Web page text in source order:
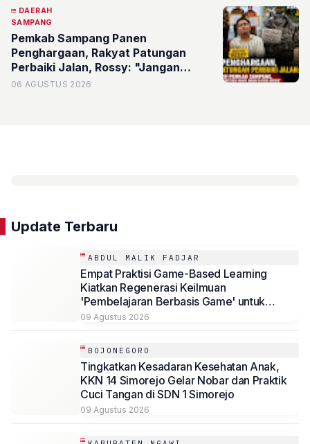
DAERAH
SAMPANG
Pemkab Sampang Panen
Penghargaan, Rakyat Patungan
Perbaiki Jalan, Rossy: "Jangan
Sampai Prestasi Hanya Indah di Atas
06 AGUSTUS 2026
Update Terbaru
ABDUL MALIK FADJAR
Empat Praktisi Game-Based Learning
Kiatkan Regenerasi Keilmuan
'Pembelajaran Berbasis Game' untuk
Mahasiswa Psikologi Universitas
09 Agustus 2026
BOJONEGORO
Tingkatkan Kesadaran Kesehatan Anak,
KKN 14 Simorejo Gelar Nobar dan Praktik
Cuci Tangan di SDN 1 Simorejo
09 Agustus 2026